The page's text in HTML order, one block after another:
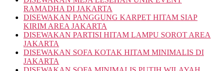
RAMADHA DI JAKARTA
DISEWAKAN PANGGUNG KARPET HITAM SIAP
KIRIM AREA JAKARTA
DISEWAKAN PARTISI HITAM LAMPU SOROT AREA
JAKARTA
DISEWAKAN SOFA KOTAK HITAM MINIMALIS DI
JAKARTA